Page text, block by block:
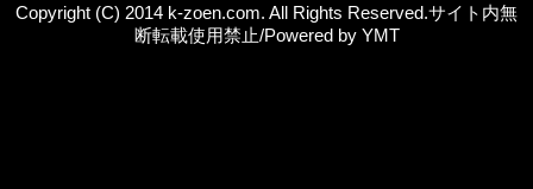
Copyright (C) 2014 k-zoen.com. All Rights Reserved.サイト内無
断転載使用禁止/Powered by YMT